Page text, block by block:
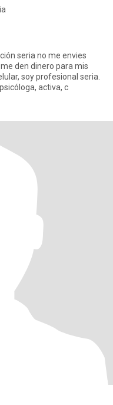
me envies
den dinero para mis
activa y me encanta Soy psicóloga, activa, c